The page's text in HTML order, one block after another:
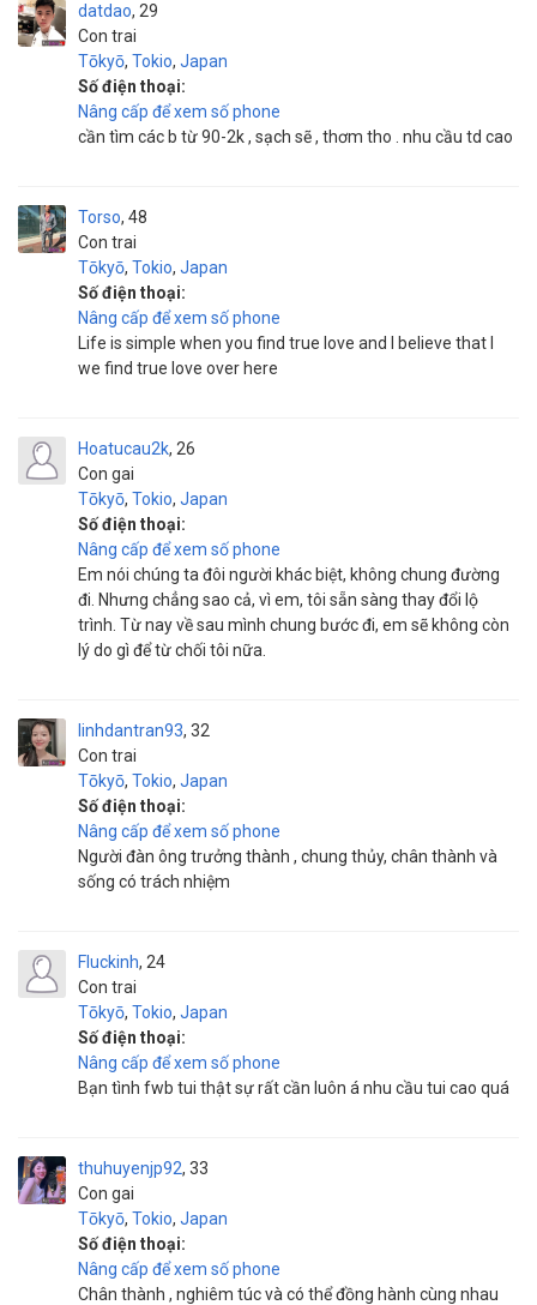
datdao
Con trai
29
Tōkyō, Tokio, Japan
Số điện thoại:
Nâng cấp để xem số phone
cần tìm các b từ 90-2k , sạch sẽ , thơm tho . nhu cầu td cao
Torso
Con trai
48
Tōkyō, Tokio, Japan
Số điện thoại:
Nâng cấp để xem số phone
Life is simple when you find true love and I believe that I
we find true love over here
Hoatucau2k
Con gai
26
Tōkyō, Tokio, Japan
Số điện thoại:
Nâng cấp để xem số phone
Em nói chúng ta đôi người khác biệt, không chung đường
đi. Nhưng chẳng sao cả, vì em, tôi sẵn sàng thay đổi lộ
trình. Từ nay về sau mình chung bước đi, em sẽ không còn
lý do gì để từ chối tôi nữa.
linhdantran93
Con trai
32
Tōkyō, Tokio, Japan
Số điện thoại:
Nâng cấp để xem số phone
Người đàn ông trưởng thành , chung thủy, chân thành và
sống có trách nhiệm
Fluckinh
Con trai
24
Tōkyō, Tokio, Japan
Số điện thoại:
Nâng cấp để xem số phone
Bạn tình fwb tui thật sự rất cần luôn á nhu cầu tui cao quá
thuhuyenjp92
Con gai
33
Tōkyō, Tokio, Japan
Số điện thoại:
Nâng cấp để xem số phone
Chân thành , nghiêm túc và có thể đồng hành cùng nhau